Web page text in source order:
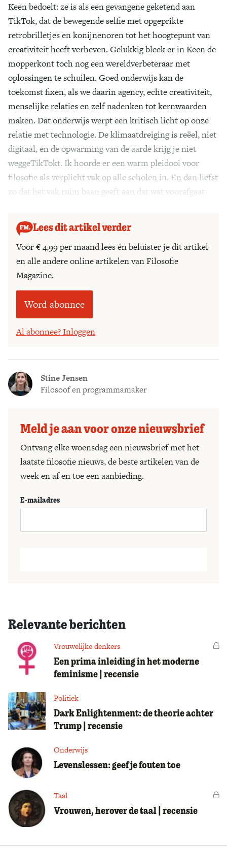
Keen bedoelt: ze is als een gevangene geketend aan
TikTok, dat de bewegende selfie met opgeprikte
retrobrilletjes en konijnenoren tot het hoogtepunt van
creativiteit heeft verheven. Gelukkig bleek er in Keen de
mopperkont toch nog een wereldverbeteraar met
oplossingen te schuilen. Goed onderwijs kan de
toekomst fixen, als we daarin agency, echte creativiteit,
menselijke relaties en zelf nadenken tot kernwaarden
maken. Dat onderwijs werpt een kritisch licht op onze
relatie met technologie. De klimaatdreiging is reëel, niet
digitaal, en de opwarming van de aarde krijg je niet
weggeTikTokt. Ik hoorde er een warm pleidooi voor
filosofie als verplicht vak op alle scholen in. En dan liefst
zo dat het vak ruim baan geeft aan dat wat voorafgaat
Lees dit artikel verder
Voor € 4,99 per maand lees én beluister je dit artikel
en alle andere online artikelen van Filosofie
Magazine.
Word abonnee
Al abonnee? Inloggen
Stine Jensen
Filosoof en programmamaker
Meld je aan voor onze nieuwsbrief
Ontvang elke woensdag een nieuwsbrief met het
laatste filosofie nieuws, de beste artikelen van de
week en af en toe een aanbieding.
E-mailadres
Relevante berichten
Vrouwelijke denkers
Een prima inleiding in het moderne
feminisme | recensie
Politiek
Dark Enlightenment: de theorie achter
Trump | recensie
Onderwijs
Levenslessen: geef je fouten toe
Taal
Vrouwen, herover de taal | recensie